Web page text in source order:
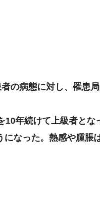
の病態に対し、罹患
年続けて上級者とな
なった。熱感や腫脹